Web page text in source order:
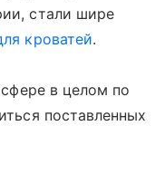
стали шире
кроватей.
в целом по
поставленных